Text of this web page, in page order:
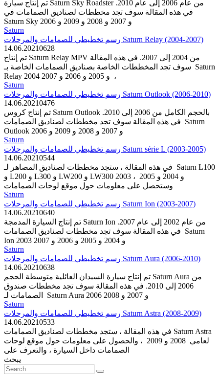
تم إنتاج سيارة Saturn Sky Roadster من عام 2006 إلى عام 2010.
في هذه المقالة سوف تجد مخططات لصناديق الصمامات في
Saturn Sky 2006 و 2007 و 2008 و 2009 و
Saturn
رسم تخطيطي للصمامات والمرحلات Saturn Relay (2004-2007)
14.06.20210628
تم إنتاج Saturn Relay MPV من 2004 إلى 2007. في هذه المقالة
سوف تجد المخططات الخاصة بصناديق الصمامات الخاصة بـ Saturn
Relay 2004 و 2005 و 2006 و 2007 ،
Saturn
رسم تخطيطي للصمامات والمرحلات Saturn Outlook (2006-2010)
14.06.20210476
تم إنتاج كروس Saturn Outlook بالحجم الكامل من 2006 إلى 2010.
في هذه المقالة سوف تجد مخططات لصناديق الصمامات Saturn
Outlook 2006 و 2007 و 2008 و 2009 و
Saturn
رسم تخطيطي للصمامات والمرحلات Saturn série L (2003-2005)
14.06.20210544
في هذه المقالة ، ستجد مخططات لصناديق المصاهر لـ Saturn L100
و L200 و L300 و LW200 و LW300 2003 و 2004 و 2005 ،
وستحصل على معلومات حول موقع لوحات الصمامات
Saturn
رسم تخطيطي للصمامات والمرحلات Saturn Ion (2003-2007)
14.06.20210640
تم إنتاج السيارة المدمجة Saturn Ion من عام 2002 إلى عام 2007.
في هذه المقالة سوف تجد مخططات لصناديق الصمامات Saturn
Ion 2003 و 2004 و 2005 و 2006 و 2007
Saturn
رسم تخطيطي للصمامات والمرحلات Saturn Aura (2006-2010)
14.06.20210638
تم إنتاج سيارة السيدان العائلية متوسطة الحجم Saturn Aura من
2006 إلى 2010. في هذه المقالة سوف تجد مخططات صندوق
الصمامات لـ Saturn Aura 2006 و 2007 و 2008
Saturn
رسم تخطيطي للصمامات والمرحلات Saturn Astra (2008-2009)
14.06.20210533
في هذه المقالة ، ستجد مخططات لصناديق الصمامات Saturn Astra
لعامي 2008 و 2009 ، والحصول على معلومات حول موقع لوحات
الصمامات داخل السيارة ، والتعرف على
يبحث
Search
for: